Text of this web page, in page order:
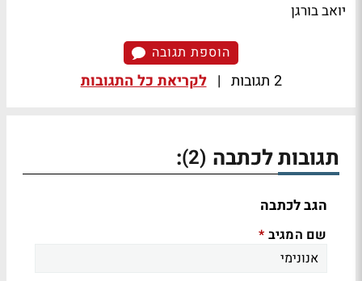
יואב בורגן
הוספת תגובה
2 תגובות | לקריאת כל התגובות
תגובות לכתבה (2)
:
הגב לכתבה
שם המגיב *